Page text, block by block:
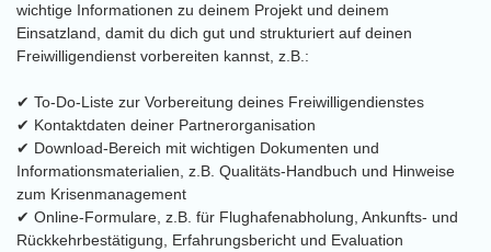
wichtige Informationen zu deinem Projekt und deinem
Einsatzland, damit du dich gut und strukturiert auf deinen
Freiwilligendienst vorbereiten kannst, z.B.:
✔ To-Do-Liste zur Vorbereitung deines Freiwilligendienstes
✔ Kontaktdaten deiner Partnerorganisation
✔ Download-Bereich mit wichtigen Dokumenten und
Informationsmaterialien, z.B. Qualitäts-Handbuch und Hinweise
zum Krisenmanagement
✔ Online-Formulare, z.B. für Flughafenabholung, Ankunfts- und
Rückkehrbestätigung, Erfahrungsbericht und Evaluation